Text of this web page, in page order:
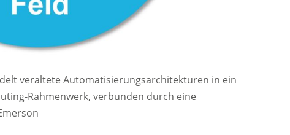
veraltete Automatisierungsarchitekturen in ein
Rahmenwerk, verbunden durch eine